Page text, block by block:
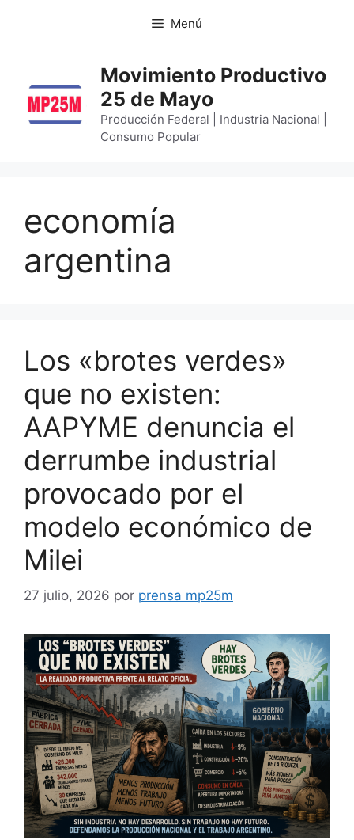
Menú
Movimiento Productivo
25 de Mayo
Producción Federal | Industria Nacional |
Consumo Popular
economía
argentina
Los «brotes verdes»
que no existen:
AAPYME denuncia el
derrumbe industrial
provocado por el
modelo económico de
Milei
27 julio, 2026 por prensa mp25m